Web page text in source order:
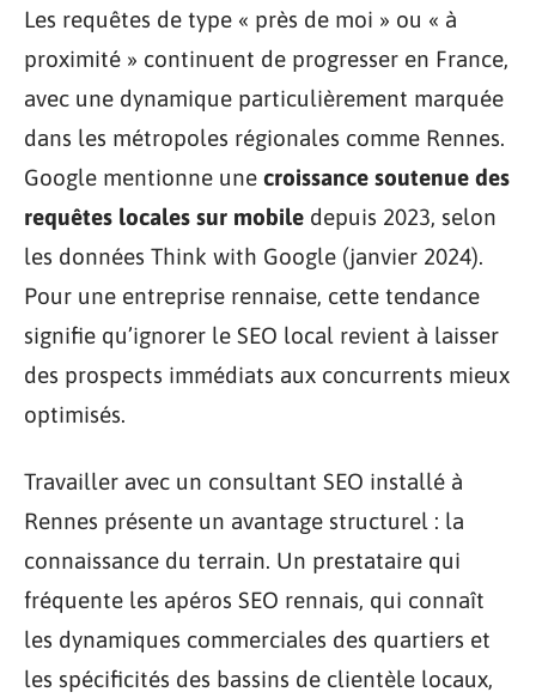
Les requêtes de type « près de moi » ou « à
proximité » continuent de progresser en France,
avec une dynamique particulièrement marquée
dans les métropoles régionales comme Rennes.
Google mentionne une croissance soutenue des
requêtes locales sur mobile depuis 2023, selon
les données Think with Google (janvier 2024).
Pour une entreprise rennaise, cette tendance
signifie qu’ignorer le SEO local revient à laisser
des prospects immédiats aux concurrents mieux
optimisés.
Travailler avec un consultant SEO installé à
Rennes présente un avantage structurel : la
connaissance du terrain. Un prestataire qui
fréquente les apéros SEO rennais, qui connaît
les dynamiques commerciales des quartiers et
les spécificités des bassins de clientèle locaux,